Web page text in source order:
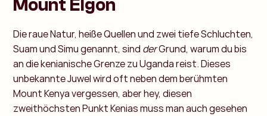
Mount Elgon
Die raue Natur, heiße Quellen und zwei tiefe Schluchten,
Suam und Simu genannt, sind derGrund, warum du bis
an die kenianische Grenze zu Uganda reist. Dieses
unbekannte Juwel wird oft neben dem berühmten
Mount Kenya vergessen, aber hey, diesen
zweithöchsten Punkt Kenias muss man auch gesehen